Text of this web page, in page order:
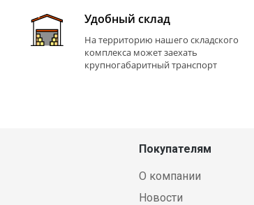
Удобный склад
На территорию нашего складского
комплекса может заехать
крупногабаритный транспорт
Покупателям
О компании
Новости